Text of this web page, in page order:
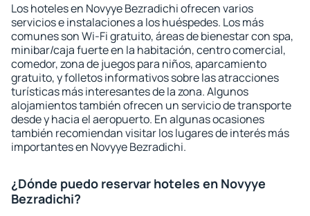
Los hoteles en Novyye Bezradichi ofrecen varios
servicios e instalaciones a los huéspedes. Los más
comunes son Wi-Fi gratuito, áreas de bienestar con spa,
minibar/caja fuerte en la habitación, centro comercial,
comedor, zona de juegos para niños, aparcamiento
gratuito, y folletos informativos sobre las atracciones
turísticas más interesantes de la zona. Algunos
alojamientos también ofrecen un servicio de transporte
desde y hacia el aeropuerto. En algunas ocasiones
también recomiendan visitar los lugares de interés más
importantes en Novyye Bezradichi.
¿Dónde puedo reservar hoteles en Novyye
Bezradichi?